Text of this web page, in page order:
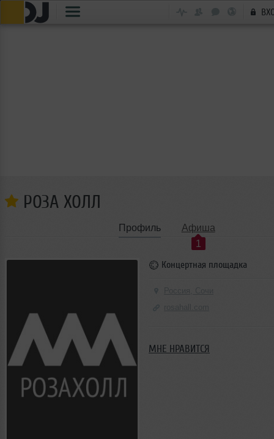
РОЗА ХОЛЛ
Профиль
Афиша
1
Концертная площадка
МНЕ НРАВИТСЯ